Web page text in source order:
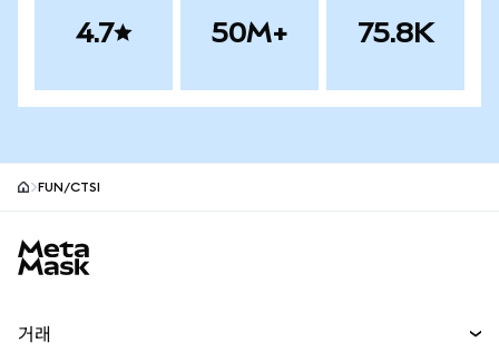
4.7 50M+ 75.8K
FUN/CTSI
거래